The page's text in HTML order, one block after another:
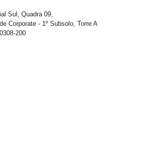
Sul, Quadra 09,
Corporate - 1º Subsolo, Torre A
200